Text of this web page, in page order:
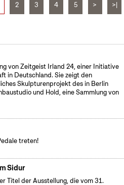
2 3 4 5 > >|
von Zeitgeist Irland 24, einer Initiative
in Deutschland. Sie zeigt den
Skulpturenprojekt des in Berlin
und Hold, eine Sammlung von
treten!
Sidur
Titel der Ausstellung, die vom 31.